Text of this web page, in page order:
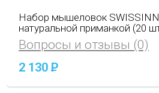
Набор мышеловок
натуральной приманкой (20
Вопросы и отзывы (0)
2 130P